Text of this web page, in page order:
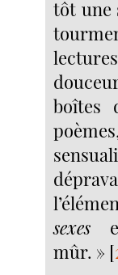
tôt une
boîtes
sexes
mûr. » [